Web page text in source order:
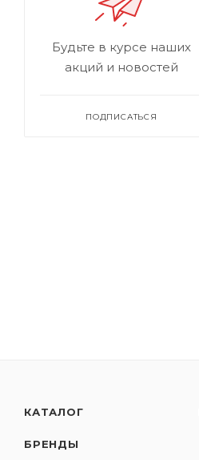
Будьте в курсе наших
акций и новостей
ПОДПИСАТЬСЯ
КАТАЛОГ
БРЕНДЫ